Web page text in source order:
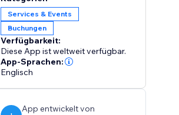
Services & Events
Buchungen
Verfügbarkeit:
Diese App ist weltweit verfügbar.
App-Sprachen:
Englisch
App entwickelt von